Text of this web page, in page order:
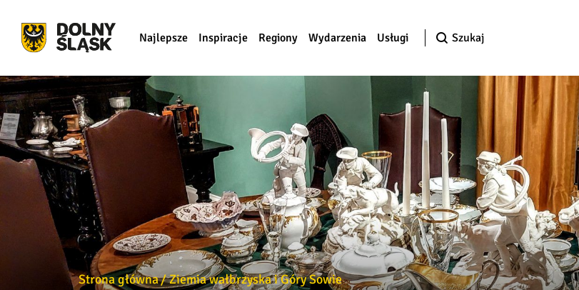
Najlepsze Inspiracje Regiony Wydarzenia Usługi Szukaj
Strona główna Ziemia wałbrzyska i Góry Sowie